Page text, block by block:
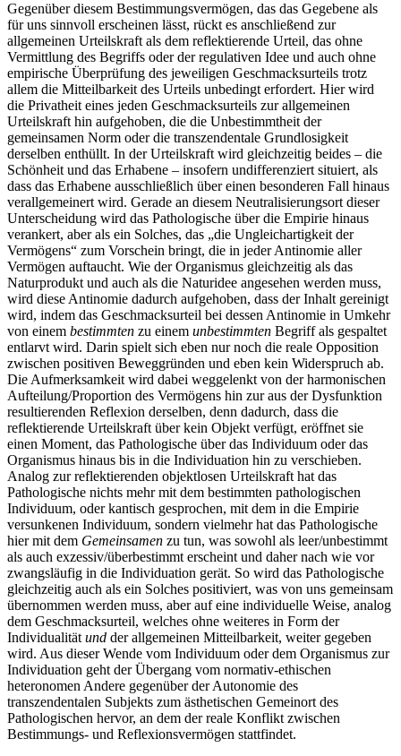
Gegenüber diesem Bestimmungsvermögen, das das Gegebene als
für uns sinnvoll erscheinen lässt, rückt es anschließend zur
allgemeinen Urteilskraft als dem reflektierende Urteil, das ohne
Vermittlung des Begriffs oder der regulativen Idee und auch ohne
empirische Überprüfung des jeweiligen Geschmacksurteils trotz
allem die Mitteilbarkeit des Urteils unbedingt erfordert. Hier wird
die Privatheit eines jeden Geschmacksurteils zur allgemeinen
Urteilskraft hin aufgehoben, die die Unbestimmtheit der
gemeinsamen Norm oder die transzendentale Grundlosigkeit
derselben enthüllt. In der Urteilskraft wird gleichzeitig beides – die
Schönheit und das Erhabene – insofern undifferenziert situiert, als
dass das Erhabene ausschließlich über einen besonderen Fall hinaus
verallgemeinert wird. Gerade an diesem Neutralisierungsort dieser
Unterscheidung wird das Pathologische über die Empirie hinaus
verankert, aber als ein Solches, das „die Ungleichartigkeit der
Vermögens“ zum Vorschein bringt, die in jeder Antinomie aller
Vermögen auftaucht. Wie der Organismus gleichzeitig als das
Naturprodukt und auch als die Naturidee angesehen werden muss,
wird diese Antinomie dadurch aufgehoben, dass der Inhalt gereinigt
wird, indem das Geschmacksurteil bei dessen Antinomie in Umkehr
von einem bestimmten zu einem unbestimmten Begriff als gespaltet
entlarvt wird. Darin spielt sich eben nur noch die reale Opposition
zwischen positiven Beweggründen und eben kein Widerspruch ab.
Die Aufmerksamkeit wird dabei weggelenkt von der harmonischen
Aufteilung/Proportion des Vermögens hin zur aus der Dysfunktion
resultierenden Reflexion derselben, denn dadurch, dass die
reflektierende Urteilskraft über kein Objekt verfügt, eröffnet sie
einen Moment, das Pathologische über das Individuum oder das
Organismus hinaus bis in die Individuation hin zu verschieben.
Analog zur reflektierenden objektlosen Urteilskraft hat das
Pathologische nichts mehr mit dem bestimmten pathologischen
Individuum, oder kantisch gesprochen, mit dem in die Empirie
versunkenen Individuum, sondern vielmehr hat das Pathologische
hier mit dem Gemeinsamen zu tun, was sowohl als leer/unbestimmt
als auch exzessiv/überbestimmt erscheint und daher nach wie vor
zwangsläufig in die Individuation gerät. So wird das Pathologische
gleichzeitig auch als ein Solches positiviert, was von uns gemeinsam
übernommen werden muss, aber auf eine individuelle Weise, analog
dem Geschmacksurteil, welches ohne weiteres in Form der
Individualität und der allgemeinen Mitteilbarkeit, weiter gegeben
wird. Aus dieser Wende vom Individuum oder dem Organismus zur
Individuation geht der Übergang vom normativ-ethischen
heteronomen Andere gegenüber der Autonomie des
transzendentalen Subjekts zum ästhetischen Gemeinort des
Pathologischen hervor, an dem der reale Konflikt zwischen
Bestimmungs- und Reflexionsvermögen stattfindet.